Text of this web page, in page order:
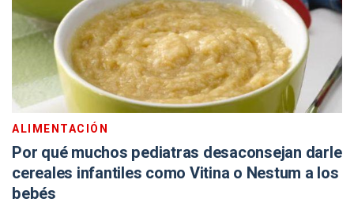
ALIMENTACIÓN
Por qué muchos pediatras desaconsejan darle
cereales infantiles como Vitina o Nestum a los
bebés